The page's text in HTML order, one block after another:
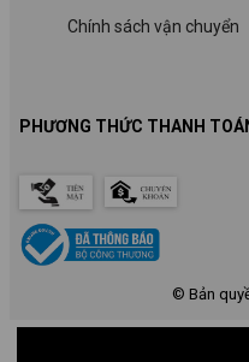
Chính sách vận chuyển
© Bản
PHƯƠNG THỨC THANH